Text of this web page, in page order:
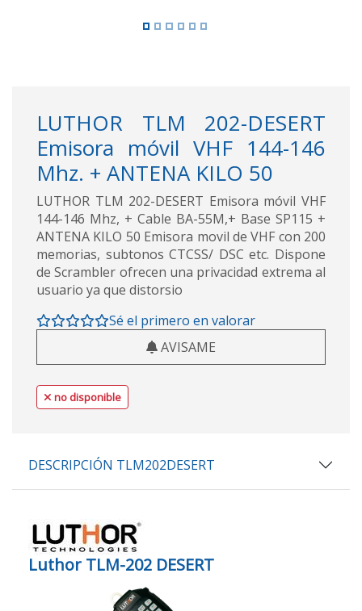
LUTHOR TLM 202-DESERT
Emisora móvil VHF 144-146
Mhz. + ANTENA KILO 50
LUTHOR TLM 202-DESERT Emisora móvil VHF
144-146 Mhz, + Cable BA-55M,+ Base SP115 +
ANTENA KILO 50 Emisora movil de VHF con 200
memorias, subtonos CTCSS/ DSC etc. Dispone
de Scrambler ofrecen una privacidad extrema al
usuario ya que distorsio
Sé el primero en valorar
AVISAME
no disponible
DESCRIPCIÓN TLM202DESERT
Luthor TLM-202 DESERT